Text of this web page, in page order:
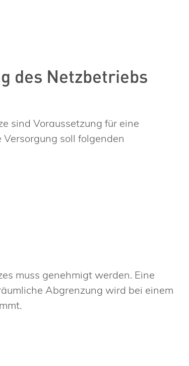
des Netzbetriebs
sind Voraussetzung für eine
soll folgenden
muss genehmigt werden. Eine
Abgrenzung wird bei einem